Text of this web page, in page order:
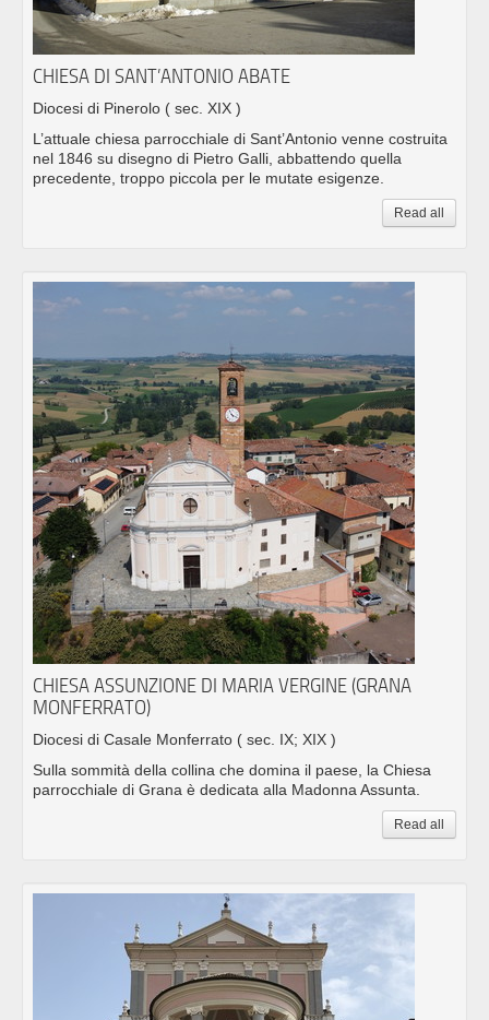
CHIESA DI SANT’ANTONIO ABATE
Diocesi di Pinerolo ( sec. XIX )
L’attuale chiesa parrocchiale di Sant’Antonio venne costruita
nel 1846 su disegno di Pietro Galli, abbattendo quella
precedente, troppo piccola per le mutate esigenze.
Read all
CHIESA ASSUNZIONE DI MARIA VERGINE (GRANA
MONFERRATO)
Diocesi di Casale Monferrato ( sec. IX; XIX )
Sulla sommità della collina che domina il paese, la Chiesa
parrocchiale di Grana è dedicata alla Madonna Assunta.
Read all